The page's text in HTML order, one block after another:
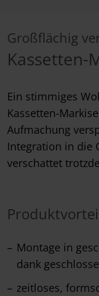
Großflächig
Kassetten-
Ein stimmiges
Kassetten-
Aufmachung
Integration in die
verschattet
Montage in
dank
zeitloses,